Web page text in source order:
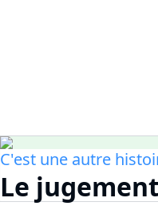
C'est une autre
Le